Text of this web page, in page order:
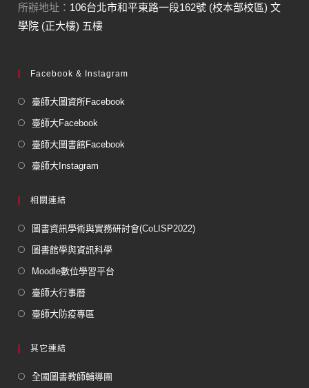
所辦地址： 106台北市和平東路一段162號 (校本部校區) 文
學院 (正大樓) 五樓
Facebook & Instagram
臺師大圖資所Facebook
臺師大Facebook
臺師大圖書館Facebook
臺師大Instagram
相關連結
圖書資訊學術與實務研討會(CoLISP2022)
圖書館學與資訊科學
Moodle數位學習平台
臺師大行事曆
臺師大防疫專區
其它連結
全國圖書教師輔導團